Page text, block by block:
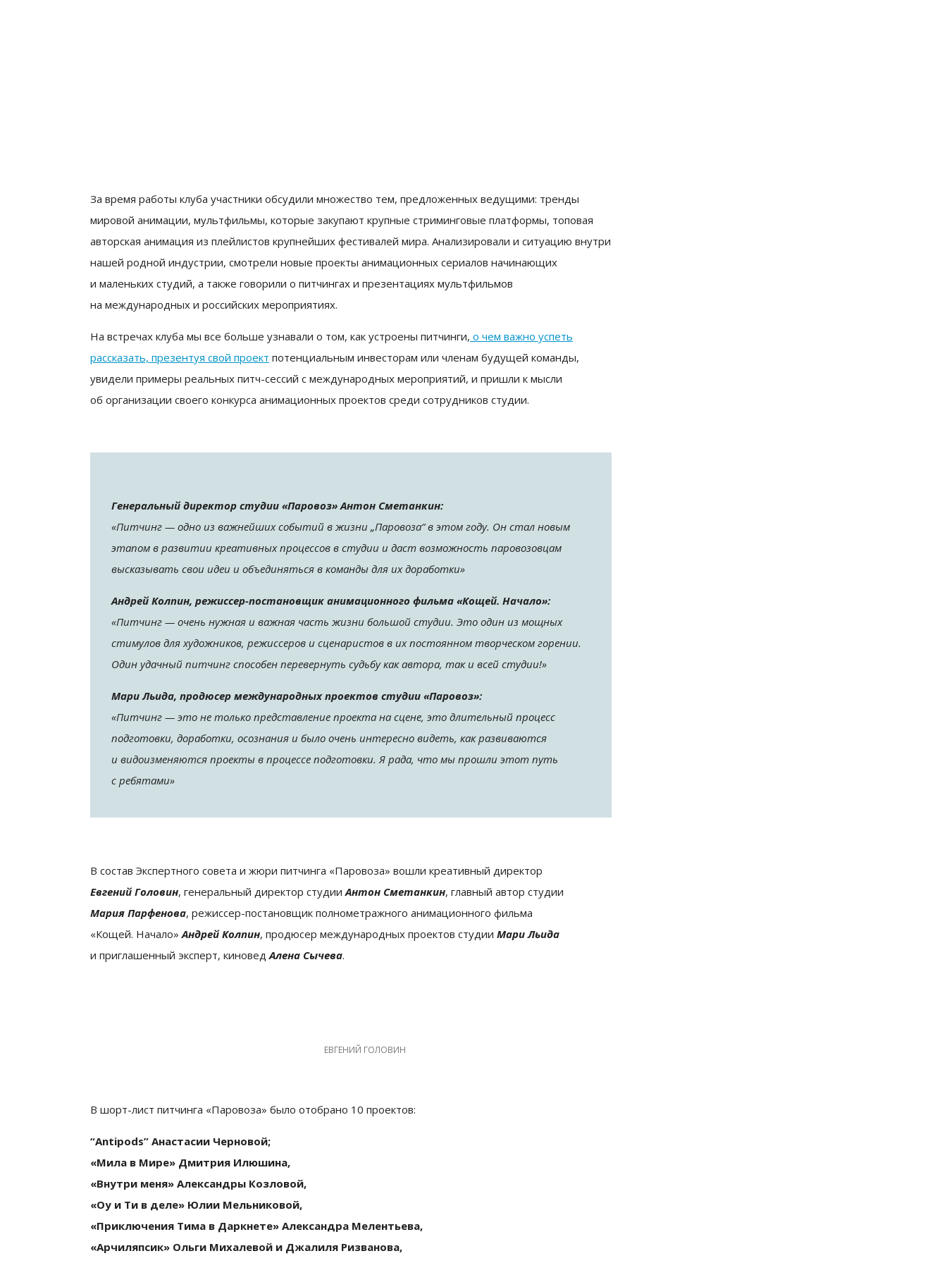
За время работы клуба участники обсудили множество тем, предложенных ведущими: тренды
мировой анимации, мультфильмы, которые закупают крупные стриминговые платформы, топовая
авторская анимация из плейлистов крупнейших фестивалей мира. Анализировали и ситуацию внутри
нашей родной индустрии, смотрели новые проекты анимационных сериалов начинающих
и маленьких студий, а также говорили о питчингах и презентациях мультфильмов
на международных и российских мероприятиях.
На встречах клуба мы все больше узнавали о том, как устроены питчинги, о чем важно успеть
рассказать, презентуя свой проект потенциальным инвесторам или членам будущей команды,
увидели примеры реальных питч-сессий с международных мероприятий, и пришли к мысли
об организации своего конкурса анимационных проектов среди сотрудников студии.
Генеральный директор студии «Паровоз» Антон Сметанкин:
«Питчинг — одно из важнейших событий в жизни „Паровоза“ в этом году. Он стал новым
этапом в развитии креативных процессов в студии и даст возможность паровозовцам
высказывать свои идеи и объединяться в команды для их доработки»
Андрей Колпин, режиссер-постановщик анимационного фильма «Кощей. Начало»:
«Питчинг — очень нужная и важная часть жизни большой студии. Это один из мощных
стимулов для художников, режиссеров и сценаристов в их постоянном творческом горении.
Один удачный питчинг способен перевернуть судьбу как автора, так и всей студии!»
Мари Льида, продюсер международных проектов студии «Паровоз»:
«Питчинг — это не только представление проекта на сцене, это длительный процесс
подготовки, доработки, осознания и было очень интересно видеть, как развиваются
и видоизменяются проекты в процессе подготовки. Я рада, что мы прошли этот путь
с ребятами»
В состав Экспертного совета и жюри питчинга «Паровоза» вошли креативный директор
Евгений Головин, генеральный директор студииАнтон Сметанкин, главный автор студии
Мария Парфенова, режиссер-постановщик полнометражного анимационного фильма
«Кощей. Начало»Андрей Колпин, продюсер международных проектов студии Мари Льида
и приглашенный эксперт, киноведАлена Сычева.
ЕВГЕНИЙ ГОЛОВИН
В шорт-лист питчинга «Паровоза» было отобрано 10 проектов:
“Antipods” Анастасии Черновой;
«Мила в Мире» Дмитрия Илюшина,
«Внутри меня» Александры Козловой,
«Оу и Ти в деле» Юлии Мельниковой,
«Приключения Тима в Даркнете» Александра Мелентьева,
«Арчиляпсик» Ольги Михалевой и Джалиля Ризванова,